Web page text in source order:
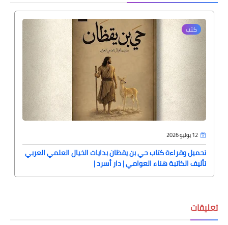
كتب
12 يوليو 2026
تحميل وقراءة كتاب حي بن يقظان بدايات الخيال العلمي العربي
تأليف الكاتبة هناء العوامي | دار أسرد |
تعليقات